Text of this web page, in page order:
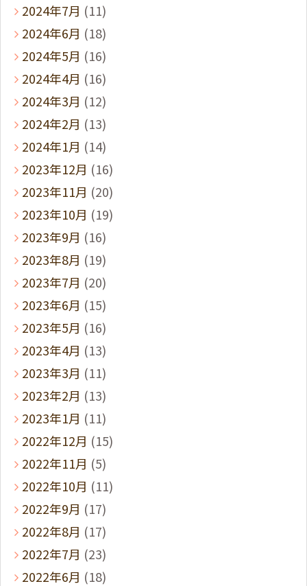
2024年7月 (11)
2024年6月 (18)
2024年5月 (16)
2024年4月 (16)
2024年3月 (12)
2024年2月 (13)
2024年1月 (14)
2023年12月 (16)
2023年11月 (20)
2023年10月 (19)
2023年9月 (16)
2023年8月 (19)
2023年7月 (20)
2023年6月 (15)
2023年5月 (16)
2023年4月 (13)
2023年3月 (11)
2023年2月 (13)
2023年1月 (11)
2022年12月 (15)
2022年11月 (5)
2022年10月 (11)
2022年9月 (17)
2022年8月 (17)
2022年7月 (23)
2022年6月 (18)